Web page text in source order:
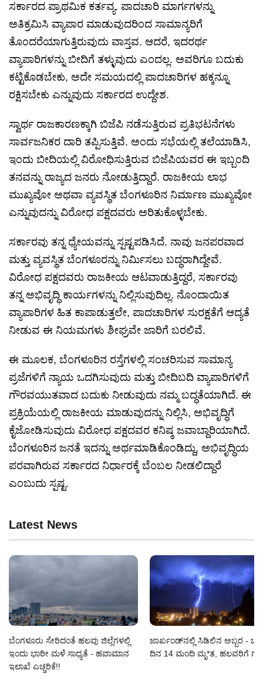
ಸರ್ಕಾರದ ಪ್ರಾಥಮಿಕ ಕರ್ತವ್ಯ. ಪಾದಚಾರಿ ಮಾರ್ಗಗಳನ್ನು
ಅತಿಕ್ರಮಿಸಿ ವ್ಯಾಪಾರ ಮಾಡುವುದರಿಂದ ಸಾಮಾನ್ಯರಿಗೆ
ತೊಂದರೆಯಾಗುತ್ತಿರುವುದು ವಾಸ್ತವ. ಆದರೆ, ಇದರರ್ಥ
ವ್ಯಾಪಾರಿಗಳನ್ನು ಬೀದಿಗೆ ತಳ್ಳುವುದು ಎಂದಲ್ಲ. ಅವರಿಗೂ ಬದುಕು
ಕಟ್ಟಿಕೊಡಬೇಕು, ಅದೇ ಸಮಯದಲ್ಲಿ ಪಾದಚಾರಿಗಳ ಹಕ್ಕನ್ನೂ
ರಕ್ಷಿಸಬೇಕು ಎನ್ನುವುದು ಸರ್ಕಾರದ ಉದ್ದೇಶ.
ಸ್ವಾರ್ಥ ರಾಜಕಾರಣಕ್ಕಾಗಿ ಬಿಜೆಪಿ ನಡೆಸುತ್ತಿರುವ ಪ್ರತಿಭಟನೆಗಳು
ಸಾರ್ವಜನಿಕರ ದಾರಿ ತಪ್ಪಿಸುತ್ತಿವೆ. ಅಂದು ಸಭೆಯಲ್ಲಿ ತಲೆಯಾಡಿಸಿ,
ಇಂದು ಬೀದಿಯಲ್ಲಿ ವಿರೋಧಿಸುತ್ತಿರುವ ಬಿಜೆಪಿಯವರ ಈ ಇಬ್ಬಂದಿ
ತನವನ್ನು ರಾಜ್ಯದ ಜನರು ನೋಡುತ್ತಿದ್ದಾರೆ. ರಾಜಕೀಯ ಲಾಭ
ಮುಖ್ಯವೋ ಅಥವಾ ವ್ಯವಸ್ಥಿತ ಬೆಂಗಳೂರಿನ ನಿರ್ಮಾಣ ಮುಖ್ಯವೋ
ಎನ್ನುವುದನ್ನು ವಿರೋಧ ಪಕ್ಷದವರು ಅರಿತುಕೊಳ್ಳಬೇಕು.
ಸರ್ಕಾರವು ತನ್ನ ಧ್ಯೇಯವನ್ನು ಸ್ಪಷ್ಟಪಡಿಸಿದೆ. ನಾವು ಜನಪರವಾದ
ಮತ್ತು ವ್ಯವಸ್ಥಿತ ಬೆಂಗಳೂರನ್ನು ನಿರ್ಮಿಸಲು ಬದ್ಧರಾಗಿದ್ದೇವೆ.
ವಿರೋಧ ಪಕ್ಷದವರು ರಾಜಕೀಯ ಆಟವಾಡುತ್ತಿದ್ದರೆ, ಸರ್ಕಾರವು
ತನ್ನ ಅಭಿವೃದ್ಧಿ ಕಾರ್ಯಗಳನ್ನು ನಿಲ್ಲಿಸುವುದಿಲ್ಲ. ನೊಂದಾಯಿತ
ವ್ಯಾಪಾರಿಗಳ ಹಿತ ಕಾಪಾಡುತ್ತಲೇ, ಪಾದಚಾರಿಗಳ ಸುರಕ್ಷತೆಗೆ ಆದ್ಯತೆ
ನೀಡುವ ಈ ನಿಯಮಗಳು ಶೀಘ್ರವೇ ಜಾರಿಗೆ ಬರಲಿವೆ.
ಈ ಮೂಲಕ, ಬೆಂಗಳೂರಿನ ರಸ್ತೆಗಳಲ್ಲಿ ಸಂಚರಿಸುವ ಸಾಮಾನ್ಯ
ಪ್ರಜೆಗಳಿಗೆ ನ್ಯಾಯ ಒದಗಿಸುವುದು ಮತ್ತು ಬೀದಿಬದಿ ವ್ಯಾಪಾರಿಗಳಿಗೆ
ಗೌರವಯುತವಾದ ಬದುಕು ನೀಡುವುದು ನಮ್ಮ ಬದ್ಧತೆಯಾಗಿದೆ. ಈ
ಪ್ರಕ್ರಿಯೆಯಲ್ಲಿ ರಾಜಕೀಯ ಮಾಡುವುದನ್ನು ನಿಲ್ಲಿಸಿ, ಅಭಿವೃದ್ಧಿಗೆ
ಕೈಜೋಡಿಸುವುದು ವಿರೋಧ ಪಕ್ಷದವರ ಕನಿಷ್ಠ ಜವಾಬ್ದಾರಿಯಾಗಿದೆ.
ಬೆಂಗಳೂರಿನ ಜನತೆ ಇದನ್ನು ಅರ್ಥಮಾಡಿಕೊಂಡಿದ್ದು, ಅಭಿವೃದ್ಧಿಯ
ಪರವಾಗಿರುವ ಸರ್ಕಾರದ ನಿರ್ಧಾರಕ್ಕೆ ಬೆಂಬಲ ನೀಡಲಿದ್ದಾರೆ
ಎಂಬುದು ಸ್ಪಷ್ಟ.
Latest News
ಬೆಂಗಳೂರು ಸೇರಿದಂತೆ ಹಲವು ಜಿಲ್ಲೆಗಳಲ್ಲಿ
ಇಂದು ಭಾರೀ ಮಳೆ ಸಾಧ್ಯತೆ - ಹವಾಮಾನ
ಇಲಾಖೆ ಎಚ್ಚರಿಕೆ!!
ಜಾರ್ಖಂಡ್‌ನಲ್ಲಿ ಸಿಡಿಲಿನ ಅಬ್ಬರ -
ದಿನ 14 ಮಂದಿ ಮೃ*ತ, ಹಲವರಿಗೆ